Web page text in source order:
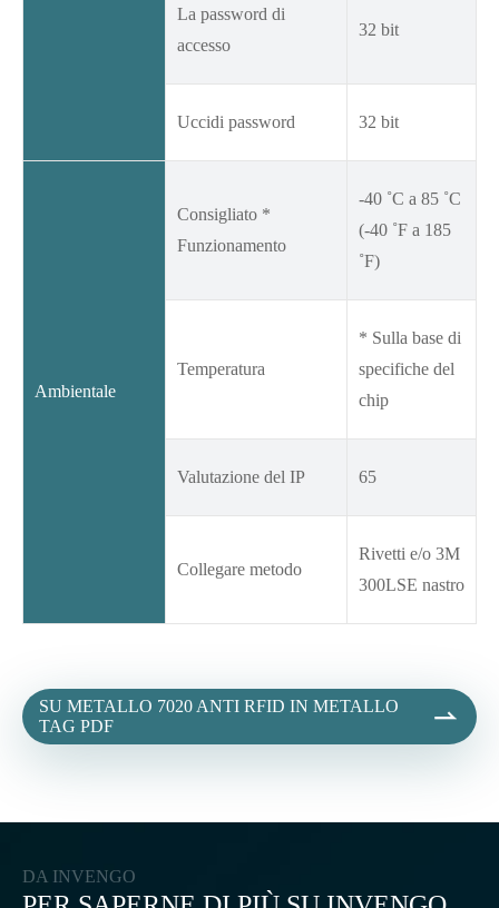
La password di
accesso
32 bit
Uccidi password 32 bit
Ambientale
Consigliato *
Funzionamento
-40 ˚C a 85 ˚C
(-40 ˚F a 185
˚F)
Temperatura
* Sulla base di
specifiche del
chip
Valutazione del IP 65
Collegare metodo
Rivetti e/o 3M
300LSE nastro
SU METALLO 7020 ANTI RFID IN METALLO
TAG PDF

DA INVENGO